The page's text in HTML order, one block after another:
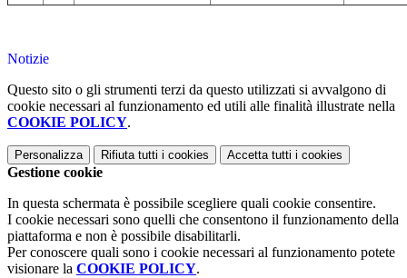
Notizie
Questo sito o gli strumenti terzi da questo utilizzati si avvalgono di
cookie necessari al funzionamento ed utili alle finalità illustrate nella
COOKIE POLICY.
Personalizza Rifiuta tutti i cookies Accetta tutti i cookies
Gestione cookie
In questa schermata è possibile scegliere quali cookie consentire.
I cookie necessari sono quelli che consentono il funzionamento della
piattaforma e non è possibile disabilitarli.
Per conoscere quali sono i cookie necessari al funzionamento potete
visionare la COOKIE POLICY.